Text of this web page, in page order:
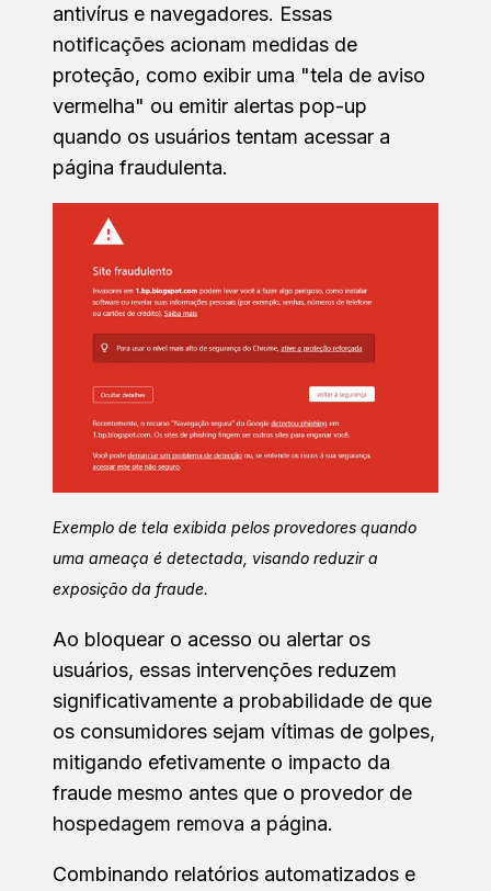
antivírus e navegadores. Essas
notificações acionam medidas de
proteção, como exibir uma "tela de aviso
vermelha" ou emitir alertas pop-up
quando os usuários tentam acessar a
página fraudulenta.
Exemplo de tela exibida pelos provedores quando
uma ameaça é detectada, visando reduzir a
exposição da fraude.
Ao bloquear o acesso ou alertar os
usuários, essas intervenções reduzem
significativamente a probabilidade de que
os consumidores sejam vítimas de golpes,
mitigando efetivamente o impacto da
fraude mesmo antes que o provedor de
hospedagem remova a página.
Combinando relatórios automatizados e